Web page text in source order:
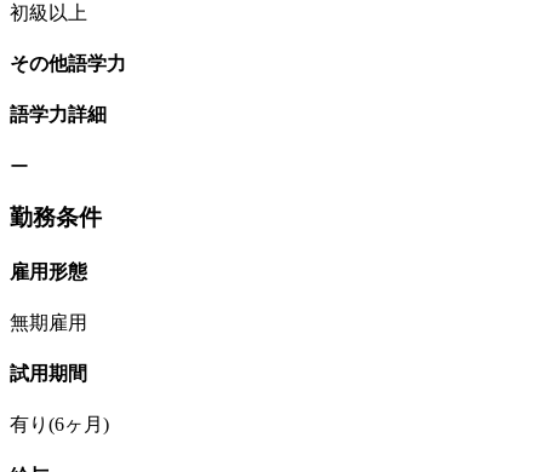
初級以上
その他語学力
語学力詳細
ー
勤務条件
雇用形態
無期雇用
試用期間
有り(6ヶ月)